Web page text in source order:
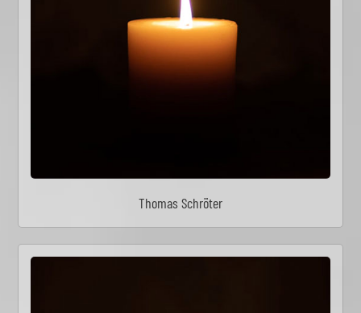
Thomas Schröter